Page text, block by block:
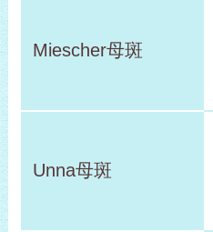
Miescher母斑
Unna母斑